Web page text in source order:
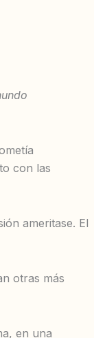
con las
ameritase. El
otras más
en una